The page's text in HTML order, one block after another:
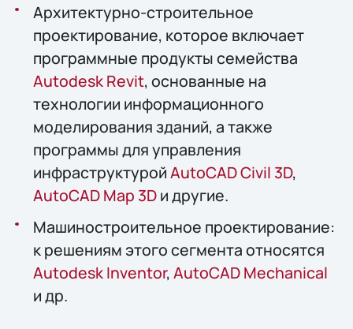
Архитектурно-строительное
проектирование, которое включает
программные продукты семейства
Autodesk Revit, основанные на
технологии информационного
моделирования зданий, а также
программы для управления
инфраструктуройAutoCAD Civil 3D,
AutoCAD Map 3Dи другие.
Машиностроительное проектирование:
к решениям этого сегмента относятся
Autodesk Inventor, AutoCAD Mechanical
и др.